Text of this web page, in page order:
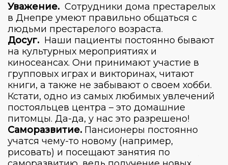
Уважение. Сотрудники дома престарелых
в Днепре умеют правильно общаться с
людьми престарелого возраста.
Досуг. Наши пациенты постоянно бывают
на культурных мероприятиях и
киносеансах. Они принимают участие в
групповых играх и викторинах, читают
книги, а также не забывают о своем хобби.
Кстати, одно из самых любимых увлечений
постояльцев центра – это домашние
питомцы. Да-да, у нас это разрешено!
Саморазвитие. Пансионеры постоянно
учатся чему-то новому (например,
рисовать) и посещают занятия по